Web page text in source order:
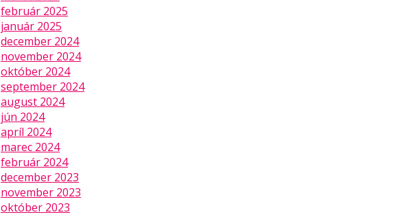
február 2025
január 2025
december 2024
november 2024
október 2024
september 2024
august 2024
jún 2024
apríl 2024
marec 2024
február 2024
december 2023
november 2023
október 2023